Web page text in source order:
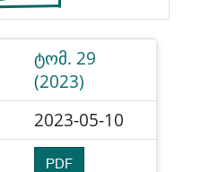
ტომ. 29
(2023)
2023-05-10
PDF